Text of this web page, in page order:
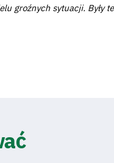
groźnych sytuacji. Były